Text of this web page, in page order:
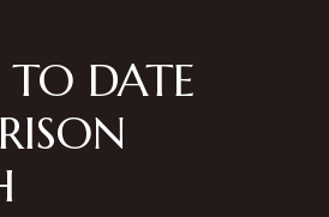
TO DATE